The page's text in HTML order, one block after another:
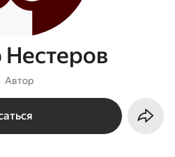
Автор